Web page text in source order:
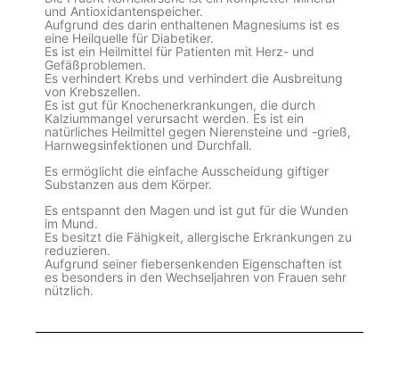
und Antioxidantenspeicher.
Aufgrund des darin enthaltenen Magnesiums ist es
eine Heilquelle für Diabetiker.
Es ist ein Heilmittel für Patienten mit Herz- und
Gefäßproblemen.
Es verhindert Krebs und verhindert die Ausbreitung
von Krebszellen.
Es ist gut für Knochenerkrankungen, die durch
Kalziummangel verursacht werden. Es ist ein
natürliches Heilmittel gegen Nierensteine und -grieß,
Harnwegsinfektionen und Durchfall.
Es ermöglicht die einfache Ausscheidung giftiger
Substanzen aus dem Körper.
Es entspannt den Magen und ist gut für die Wunden
im Mund.
Es besitzt die Fähigkeit, allergische Erkrankungen zu
reduzieren.
Aufgrund seiner fiebersenkenden Eigenschaften ist
es besonders in den Wechseljahren von Frauen sehr
nützlich.